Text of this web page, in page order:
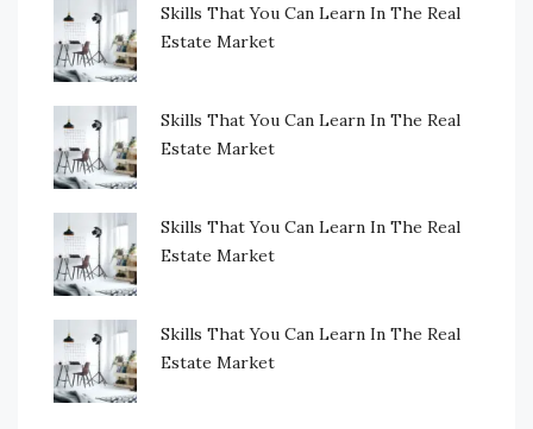
Skills That You Can Learn In The Real
Estate Market
Skills That You Can Learn In The Real
Estate Market
Skills That You Can Learn In The Real
Estate Market
Skills That You Can Learn In The Real
Estate Market